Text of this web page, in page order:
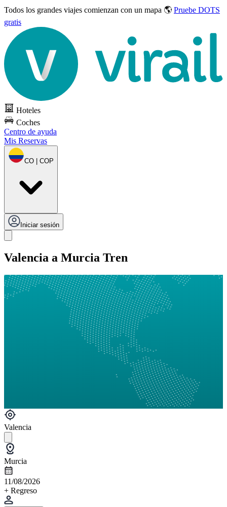
Todos los grandes viajes comienzan con un mapa 🌎 Pruebe DOTS
gratis
Hoteles
Coches
Centro de ayuda
Mis Reservas
CO | COP
Iniciar sesión
Valencia a Murcia Tren
Valencia
Murcia
11/08/2026
+ Regreso